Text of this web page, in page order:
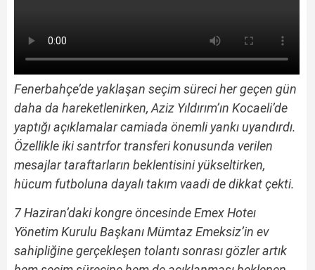
Fenerbahçe’de yaklaşan seçim süreci her geçen gün
daha da hareketlenirken, Aziz Yıldırım’ın Kocaeli’de
yaptığı açıklamalar camiada önemli yankı uyandırdı.
Özellikle iki santrfor transferi konusunda verilen
mesajlar taraftarların beklentisini yükseltirken,
hücum futboluna dayalı takım vaadi de dikkat çekti.
7 Haziran’daki kongre öncesinde Emex Hoteı
Yönetim Kurulu Başkanı Mümtaz Emeksiz’in ev
sahipliğine gerçekleşen tolantı sonrası gözler artık